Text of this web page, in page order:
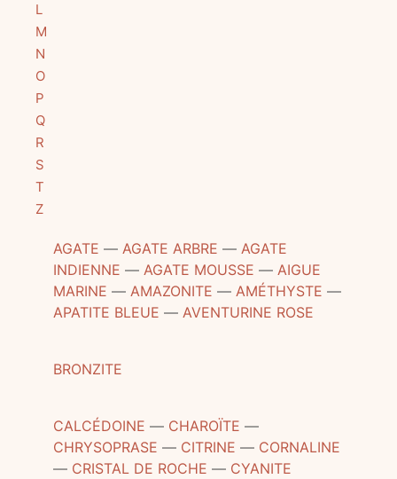
L
M
N
O
P
Q
R
S
T
Z
AGATE ―AGATE ARBRE ―AGATE
INDIENNE ―AGATE MOUSSE ―AIGUE
MARINE ―AMAZONITE ―AMÉTHYSTE ―
APATITE BLEUE ―AVENTURINE ROSE
BRONZITE
CALCÉDOINE ― CHAROÏTE ―
CHRYSOPRASE ― CITRINE ― CORNALINE
― CRISTAL DE ROCHE ― CYANITE